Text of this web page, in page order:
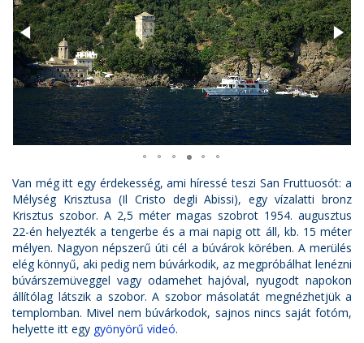
Van még itt egy érdekesség, ami híressé teszi San Fruttuosót: a
Mélység Krisztusa (Il Cristo degli Abissi), egy vízalatti bronz
Krisztus szobor. A 2,5 méter magas szobrot 1954. augusztus
22-én helyezték a tengerbe és a mai napig ott áll, kb. 15 méter
mélyen. Nagyon népszerű úti cél a búvárok körében. A merülés
elég könnyű, aki pedig nem búvárkodik, az megpróbálhat lenézni
búvárszemüveggel vagy odamehet hajóval, nyugodt napokon
állítólag látszik a szobor. A szobor másolatát megnézhetjük a
templomban. Mivel nem búvárkodok, sajnos nincs saját fotóm,
helyette itt egy gyönyörű videó.